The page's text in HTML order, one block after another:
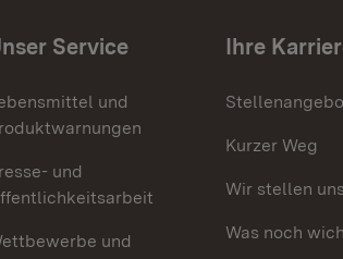
Service
und
und
und
Ihre
Kurzer Weg
Wir stellen
Was noch